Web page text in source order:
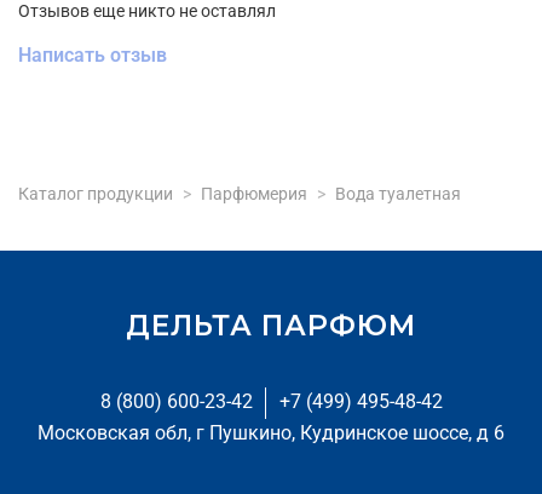
Отзывов еще никто не оставлял
Написать отзыв
Каталог продукции Парфюмерия Вода туалетная
8 (800) 600-23-42
+7 (499) 495-48-42
Московская обл, г Пушкино, Кудринское шоссе, д 6
ДЕЛЬТА ПАРФЮМ